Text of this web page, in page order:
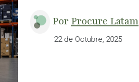
Por Procure Latam
22 de Octubre, 2025